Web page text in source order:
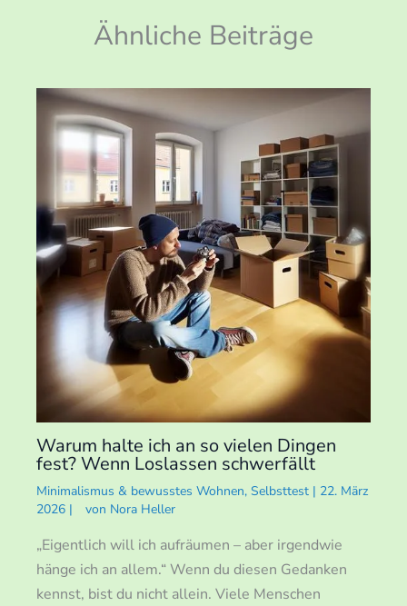
Ähnliche Beiträge
Warum halte ich an so vielen Dingen
fest? Wenn Loslassen schwerfällt
Minimalismus & bewusstes Wohnen, Selbsttest | 22. März
2026 | von Nora Heller
„Eigentlich will ich aufräumen – aber irgendwie
hänge ich an allem.“ Wenn du diesen Gedanken
kennst, bist du nicht allein. Viele Menschen